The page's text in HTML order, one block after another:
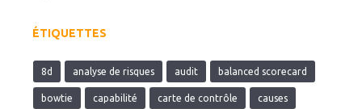
ÉTIQUETTES
8d analyse de risques audit balanced scorecard
bowtie capabilité carte de contrôle causes